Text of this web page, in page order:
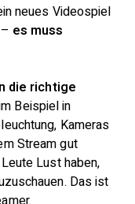
neues Videospiel
es muss
die richtige
Beispiel in
Kameras
Stream gut
Lust haben,
Das ist